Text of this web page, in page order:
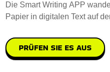
Die Smart Writing APP
Papier in digitalen Text auf
PRÜFEN SIE ES AUS